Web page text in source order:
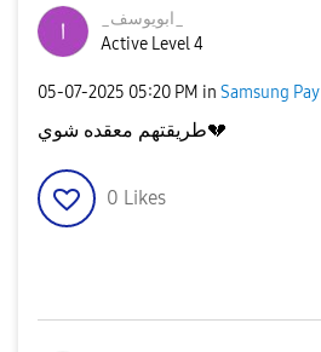
Active Level 4
‎05-07-2025 05:20 PM in Samsung Pay
طريقتهم معقده شوي💔
0 Likes